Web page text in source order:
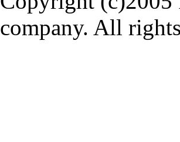
company. All